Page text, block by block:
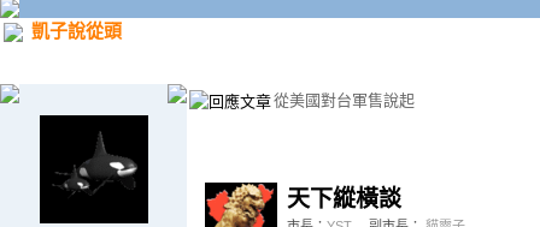
凱子說從頭
從美國對台軍售說起